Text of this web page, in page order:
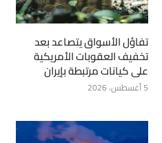
تفاؤل الأسواق يتصاعد بعد
تخفيف العقوبات الأمريكية
على كيانات مرتبطة بإيران
5 أغسطس، 2026